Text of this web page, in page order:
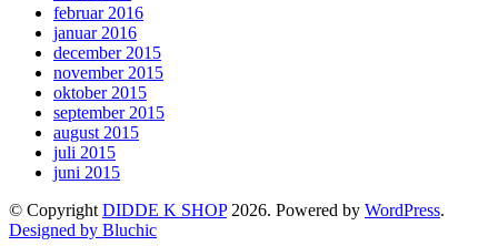
februar 2016
januar 2016
december 2015
november 2015
oktober 2015
september 2015
august 2015
juli 2015
juni 2015
© Copyright DIDDE K SHOP2026. Powered by WordPress.
Designed by Bluchic